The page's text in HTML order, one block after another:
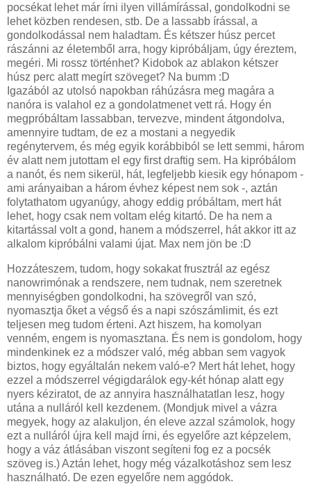
pocsékat lehet már írni ilyen villámírással, gondolkodni se
lehet közben rendesen, stb. De a lassabb írással, a
gondolkodással nem haladtam. És kétszer húsz percet
rászánni az életemből arra, hogy kipróbáljam, úgy éreztem,
megéri. Mi rossz történhet? Kidobok az ablakon kétszer
húsz perc alatt megírt szöveget? Na bumm :D
Igazából az utolsó napokban ráhúzásra meg magára a
nanóra is valahol ez a gondolatmenet vett rá. Hogy én
megpróbáltam lassabban, tervezve, mindent átgondolva,
amennyire tudtam, de ez a mostani a negyedik
regénytervem, és még egyik korábbiból se lett semmi, három
év alatt nem jutottam el egy first draftig sem. Ha kipróbálom
a nanót, és nem sikerül, hát, legfeljebb kiesik egy hónapom -
ami arányaiban a három évhez képest nem sok -, aztán
folytathatom ugyanúgy, ahogy eddig próbáltam, mert hát
lehet, hogy csak nem voltam elég kitartó. De ha nem a
kitartással volt a gond, hanem a módszerrel, hát akkor itt az
alkalom kipróbálni valami újat. Max nem jön be :D
Hozzáteszem, tudom, hogy sokakat frusztrál az egész
nanowrimónak a rendszere, nem tudnak, nem szeretnek
mennyiségben gondolkodni, ha szövegről van szó,
nyomasztja őket a végső és a napi szószámlimit, és ezt
teljesen meg tudom érteni. Azt hiszem, ha komolyan
venném, engem is nyomasztana. És nem is gondolom, hogy
mindenkinek ez a módszer való, még abban sem vagyok
biztos, hogy egyáltalán nekem való-e? Mert hát lehet, hogy
ezzel a módszerrel végigdarálok egy-két hónap alatt egy
nyers kéziratot, de az annyira használhatatlan lesz, hogy
utána a nulláról kell kezdenem. (Mondjuk mivel a vázra
megyek, hogy az alakuljon, én eleve azzal számolok, hogy
ezt a nulláról újra kell majd írni, és egyelőre azt képzelem,
hogy a váz átlásában viszont segíteni fog ez a pocsék
szöveg is.) Aztán lehet, hogy még vázalkotáshoz sem lesz
használható. De ezen egyelőre nem aggódok.